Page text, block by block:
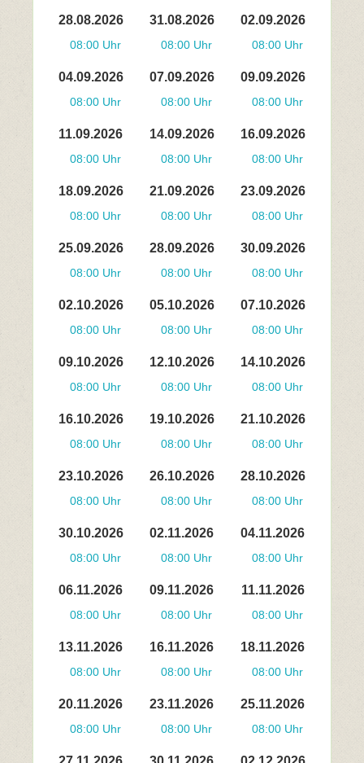
28.08.2026
08:00 Uhr
31.08.2026
08:00 Uhr
02.09.2026
08:00 Uhr
04.09.2026
08:00 Uhr
07.09.2026
08:00 Uhr
09.09.2026
08:00 Uhr
11.09.2026
08:00 Uhr
14.09.2026
08:00 Uhr
16.09.2026
08:00 Uhr
18.09.2026
08:00 Uhr
21.09.2026
08:00 Uhr
23.09.2026
08:00 Uhr
25.09.2026
08:00 Uhr
28.09.2026
08:00 Uhr
30.09.2026
08:00 Uhr
02.10.2026
08:00 Uhr
05.10.2026
08:00 Uhr
07.10.2026
08:00 Uhr
09.10.2026
08:00 Uhr
12.10.2026
08:00 Uhr
14.10.2026
08:00 Uhr
16.10.2026
08:00 Uhr
19.10.2026
08:00 Uhr
21.10.2026
08:00 Uhr
23.10.2026
08:00 Uhr
26.10.2026
08:00 Uhr
28.10.2026
08:00 Uhr
30.10.2026
08:00 Uhr
02.11.2026
08:00 Uhr
04.11.2026
08:00 Uhr
06.11.2026
08:00 Uhr
09.11.2026
08:00 Uhr
11.11.2026
08:00 Uhr
13.11.2026
08:00 Uhr
16.11.2026
08:00 Uhr
18.11.2026
08:00 Uhr
20.11.2026
08:00 Uhr
23.11.2026
08:00 Uhr
25.11.2026
08:00 Uhr